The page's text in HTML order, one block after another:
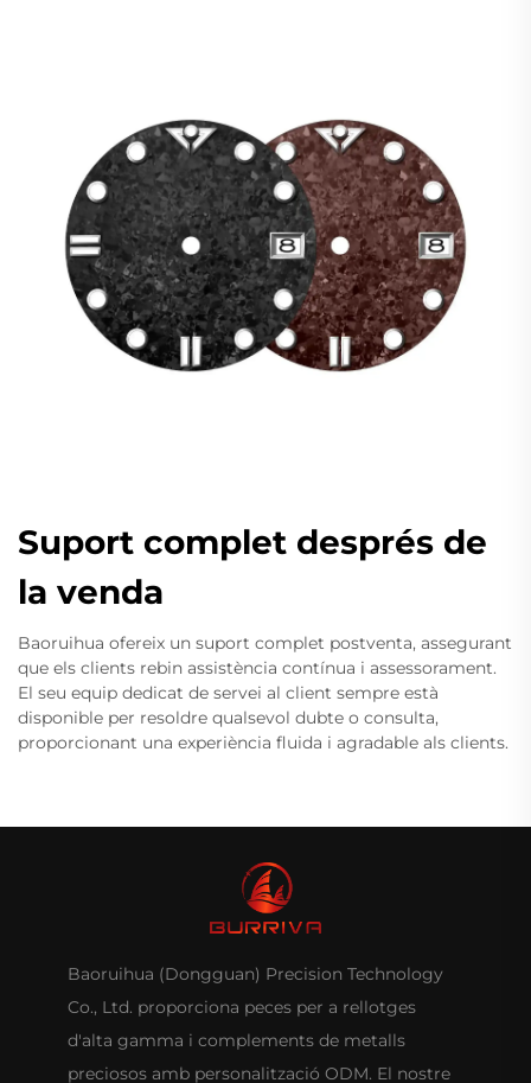
Suport complet després de
la venda
Baoruihua ofereix un suport complet postventa, assegurant
que els clients rebin assistència contínua i assessorament.
El seu equip dedicat de servei al client sempre està
disponible per resoldre qualsevol dubte o consulta,
proporcionant una experiència fluida i agradable als clients.
Baoruihua (Dongguan) Precision Technology
Co., Ltd. proporciona peces per a rellotges
d'alta gamma i complements de metalls
preciosos amb personalització ODM. El nostre